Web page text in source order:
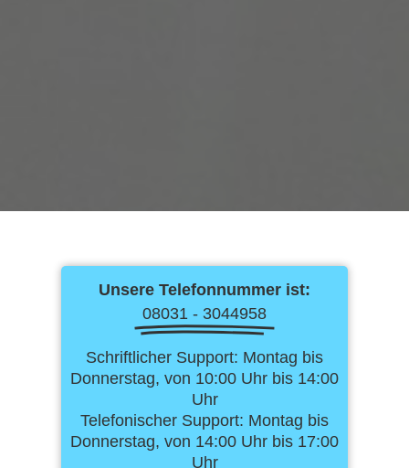
Unsere Telefonnummer ist:
08031 - 3044958
Schriftlicher Support: Montag bis
Donnerstag, von 10:00 Uhr bis 14:00
Uhr
Telefonischer Support: Montag bis
Donnerstag, von 14:00 Uhr bis 17:00
Uhr